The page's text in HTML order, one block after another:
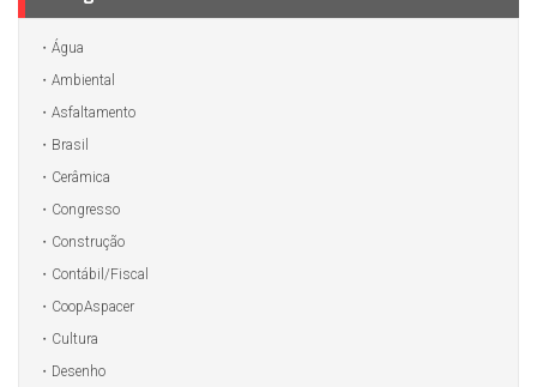
Água
Ambiental
Asfaltamento
Brasil
Cerâmica
Congresso
Construção
Contábil/Fiscal
CoopAspacer
Cultura
Desenho